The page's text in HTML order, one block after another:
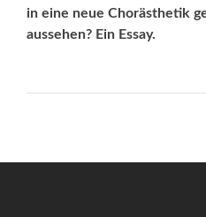
in eine neue Chorästhetik
aussehen? Ein Essay.